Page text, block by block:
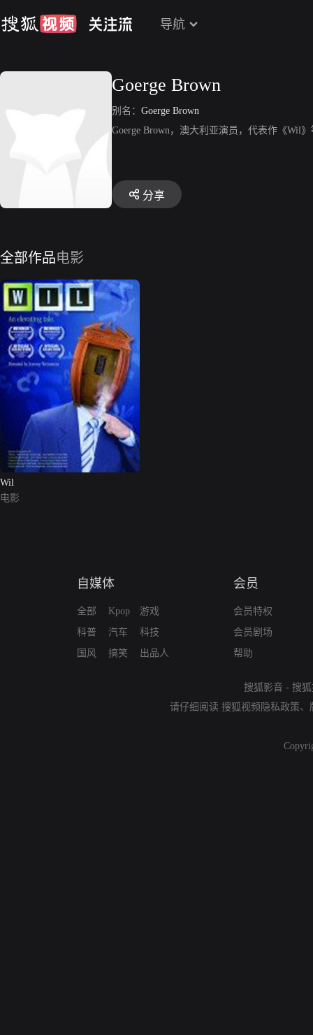
导航
Goerge Brown
别名： Goerge Brown
Goerge Brown，澳大利亚演员，代表作《Wil
分享
全部作品电影
Wil
电影
自媒体
全部
科普
国风
Kpop
汽车
搞笑
游戏
科技
出品人
会员
会员特权
会员剧场
帮助
搜狐影音 - 搜
请仔细阅读 搜狐视频隐私政策、